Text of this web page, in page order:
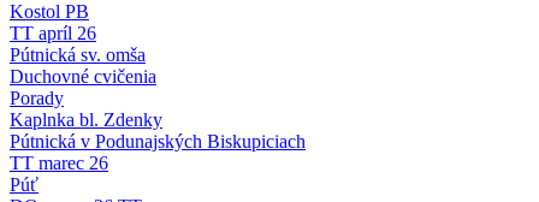
Kostol PB
TT apríl 26
Pútnická sv. omša
Duchovné cvičenia
Porady
Kaplnka bl. Zdenky
Pútnická v Podunajských Biskupiciach
TT marec 26
Púť